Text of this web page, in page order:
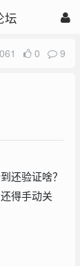
坛
0 9
还验证啥？
得手动关